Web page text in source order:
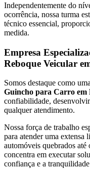
Independentemente do
ocorrência, nossa turma
técnico essencial,
medida.
Empresa
Reboque Veicular
Somos destaque como
Guincho para Carro em
confiabilidade,
qualquer atendimento.
Nossa força de trabalho
para atender uma extensa
automóveis quebrados até
concentra em executar
confiança e a